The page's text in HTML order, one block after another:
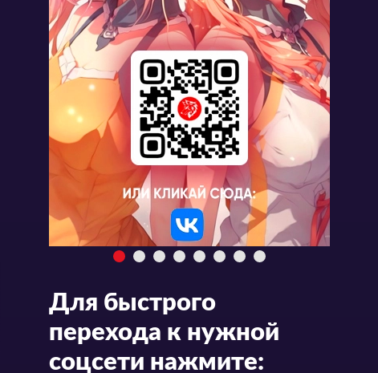
Для быстрого
перехода к нужной
соцсети нажмите: